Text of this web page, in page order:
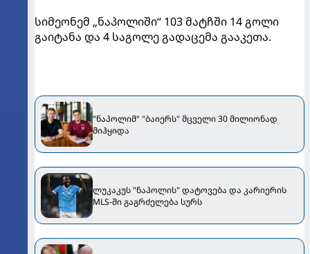
სიმეონემ „ნაპოლიში“ 103 მატჩში 14 გოლი
გაიტანა და 4 საგოლე გადაცემა გააკეთა.
"ნაპოლიმ" "ბაიერს" მცველი 30 მილიონად
მიჰყიდა
ლუკაკუს "ნაპოლის" დატოვება და კარიერის
MLS-ში გაგრძელება სურს